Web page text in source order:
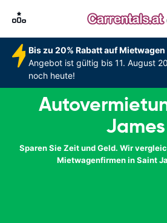
Bis zu 20% Rabatt auf
Angebot ist gültig bis 11. August
noch heute!
James
Sparen Sie Zeit und Geld. Wir
Mietwagenfirmen in Saint